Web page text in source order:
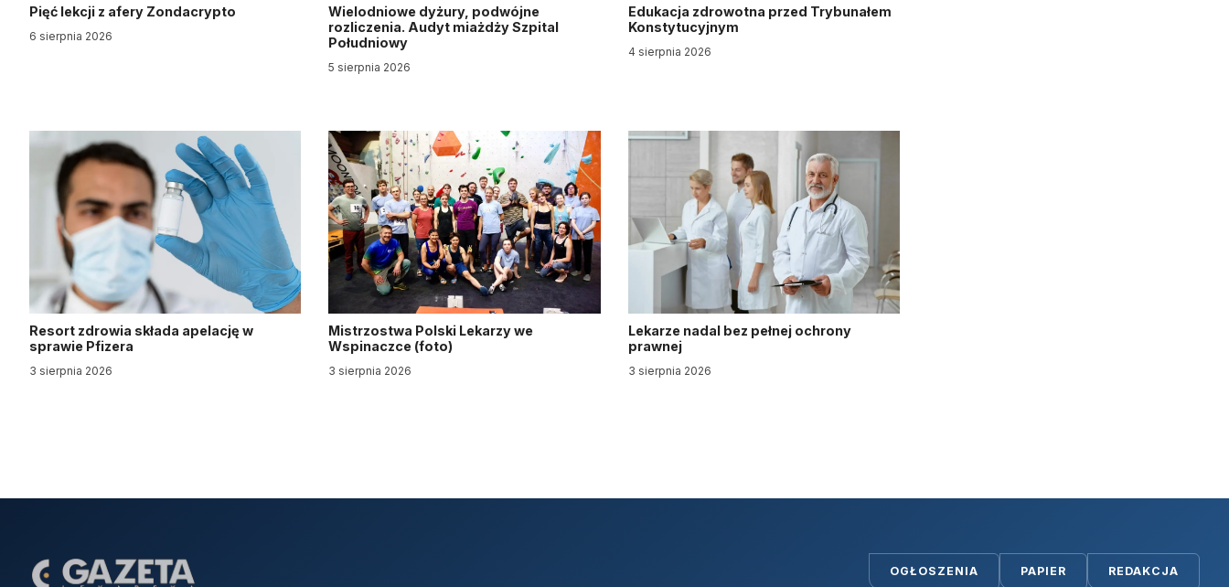
Pięć lekcji z afery Zondacrypto
6 sierpnia 2026
Wielodniowe dyżury, podwójne
rozliczenia. Audyt miażdży Szpital
Południowy
5 sierpnia 2026
Edukacja zdrowotna przed Trybunałem
Konstytucyjnym
4 sierpnia 2026
Resort zdrowia składa apelację w
sprawie Pfizera
3 sierpnia 2026
Mistrzostwa Polski Lekarzy we
Wspinaczce (foto)
3 sierpnia 2026
Lekarze nadal bez pełnej ochrony
prawnej
3 sierpnia 2026
OGŁOSZENIA PAPIER REDAKCJA